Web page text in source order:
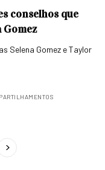
conselhos que
Selena Gomez e Taylor